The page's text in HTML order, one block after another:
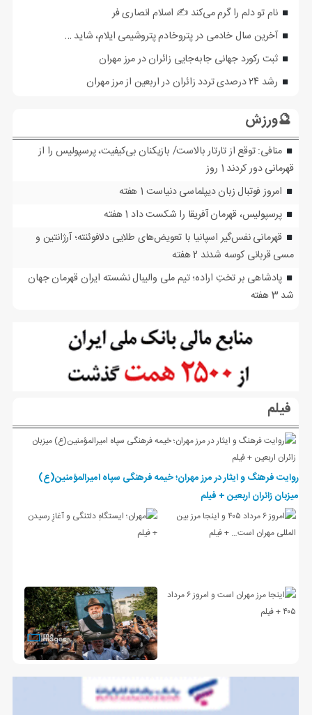
نام تو دلم را گرم می‌کند ✍️ اسلام انصاری فر
آخرین سال خادمی در پتروخادم پتروشیمی ایلام، شاید …
ثبت رکورد جهانی جابه‌جایی زائران در مرز مهران
رشد ۲۴ درصدی تردد زائران در اربعین از مرز مهران
🔮ورزش
منافی: توقع از تارتار بالاست/ بازیکنان بی‌کیفیت، پرسپولیس را از
قهرمانی دور کردند 1 روز
امروز فوتبال زبان دیپلماسی دنیاست 1 هفته
پرسپولیس، قهرمان آفریقا را شکست داد 1 هفته
قهرمانی نفس‌گیر اسپانیا با تعویض‌های طلایی دلافوئنته؛ آرژانتین و
مسی قربانی کوسه شدند 2 هفته
پادشاهی بر تختِ اراده؛ تیم ملی والیبال نشسته ایران قهرمان جهان
شد 3 هفته
فیلم
روایت فرهنگ و ایثار در مرز مهران؛ خیمه فرهنگی سپاه امیرالمؤمنین(ع)
میزبان زائران اربعین + فیلم